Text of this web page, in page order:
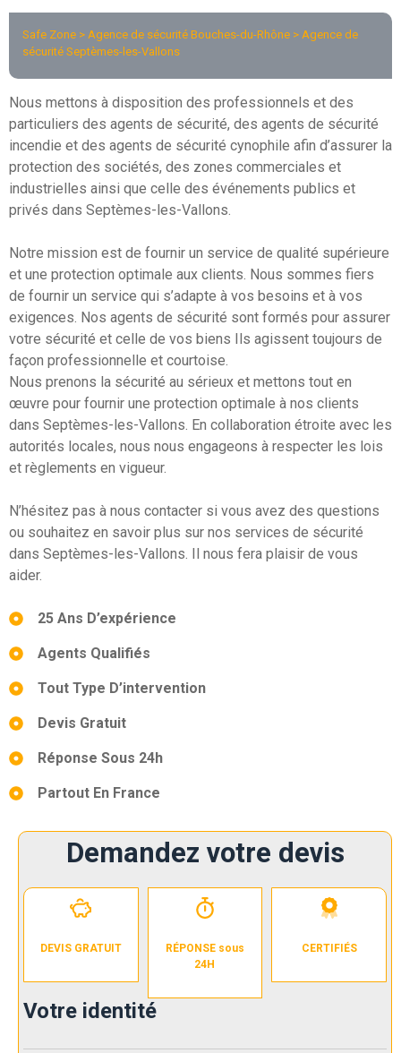
Safe Zone > Agence de sécurité Bouches-du-Rhône > Agence de
sécurité Septèmes-les-Vallons
Nous mettons à disposition des professionnels et des
particuliers des agents de sécurité, des agents de sécurité
incendie et des agents de sécurité cynophile afin d’assurer la
protection des sociétés, des zones commerciales et
industrielles ainsi que celle des événements publics et
privés dans Septèmes-les-Vallons.
Notre mission est de fournir un service de qualité supérieure
et une protection optimale aux clients. Nous sommes fiers
de fournir un service qui s’adapte à vos besoins et à vos
exigences. Nos agents de sécurité sont formés pour assurer
votre sécurité et celle de vos biens Ils agissent toujours de
façon professionnelle et courtoise.
Nous prenons la sécurité au sérieux et mettons tout en
œuvre pour fournir une protection optimale à nos clients
dans Septèmes-les-Vallons. En collaboration étroite avec les
autorités locales, nous nous engageons à respecter les lois
et règlements en vigueur.
N’hésitez pas à nous contacter si vous avez des questions
ou souhaitez en savoir plus sur nos services de sécurité
dans Septèmes-les-Vallons. Il nous fera plaisir de vous
aider.
25 Ans D’expérience
Agents Qualifiés
Tout Type D’intervention
Devis Gratuit
Réponse Sous 24h
Partout En France
Demandez votre devis
DEVIS GRATUIT
RÉPONSE sous
24H
CERTIFIÉS
Votre identité